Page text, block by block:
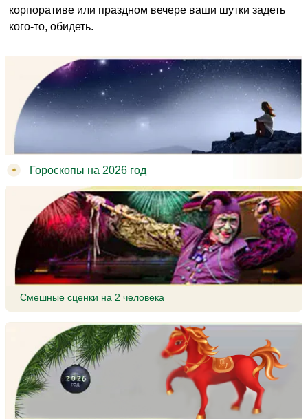
корпоративе или праздном вечере ваши шутки задеть
кого-то, обидеть.
Гороскопы на 2026 год
Смешные сценки на 2 человека